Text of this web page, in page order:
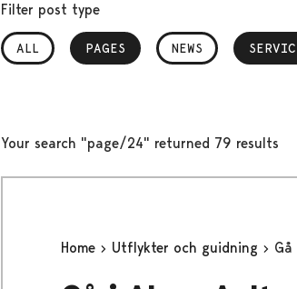
Filter post type
ALL PAGES
, SELECTED NEWS ,
Your search "page/24" returned 79 results
Home Utflykter och guidning